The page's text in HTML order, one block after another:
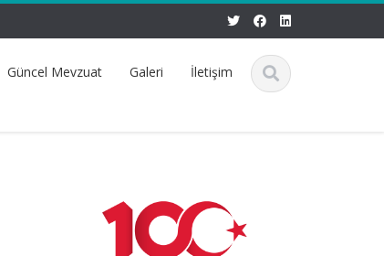
Güncel Mevzuat Galeri İletişim